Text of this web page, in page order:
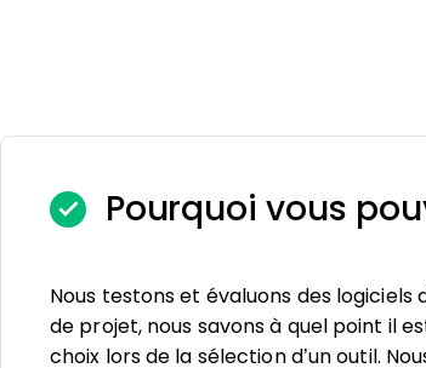
Pourquoi vous
Nous testons et évaluons des logiciels
de projet, nous savons à quel point il
choix lors de la sélection d’un outil.